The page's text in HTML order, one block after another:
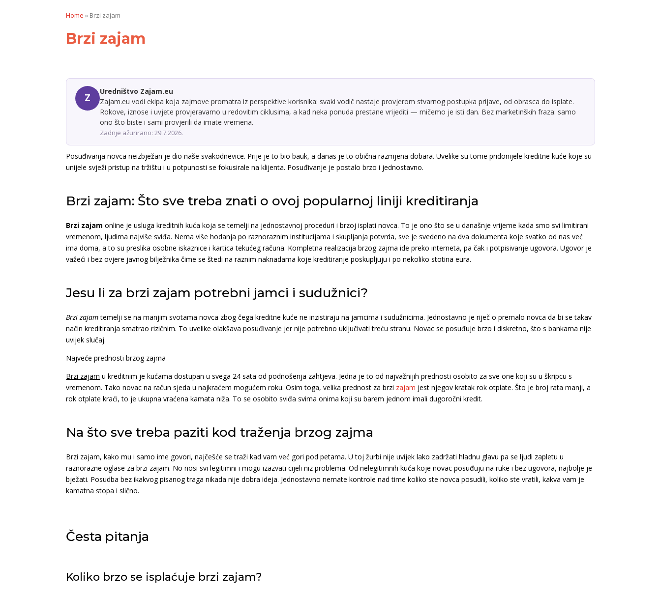
Home » Brzi zajam
Brzi zajam
Z
Uredništvo Zajam.eu
Zajam.eu vodi ekipa koja zajmove promatra iz perspektive korisnika: svaki vodič nastaje provjerom stvarnog postupka prijave, od obrasca do isplate.
Rokove, iznose i uvjete provjeravamo u redovitim ciklusima, a kad neka ponuda prestane vrijediti — mičemo je isti dan. Bez marketinških fraza: samo
ono što biste i sami provjerili da imate vremena.
Zadnje ažurirano: 29.7.2026.
Posuđivanja novca neizbježan je dio naše svakodnevice. Prije je to bio bauk, a danas je to obična razmjena dobara. Uvelike su tome pridonijele kreditne kuće koje su
unijele svježi pristup na tržištu i u potpunosti se fokusirale na klijenta. Posuđivanje je postalo brzo i jednostavno.
Brzi zajam: Što sve treba znati o ovoj popularnoj liniji kreditiranja
Brzi zajam online je usluga kreditnih kuća koja se temelji na jednostavnoj proceduri i brzoj isplati novca. To je ono što se u današnje vrijeme kada smo svi limitirani
vremenom, ljudima najviše sviđa. Nema više hodanja po raznoraznim institucijama i skupljanja potvrda, sve je svedeno na dva dokumenta koje svatko od nas već
ima doma, a to su preslika osobne iskaznice i kartica tekućeg računa. Kompletna realizacija brzog zajma ide preko interneta, pa čak i potpisivanje ugovora. Ugovor je
važeći i bez ovjere javnog bilježnika čime se štedi na raznim naknadama koje kreditiranje poskupljuju i po nekoliko stotina eura.
Jesu li za brzi zajam potrebni jamci i sudužnici?
Brzi zajamtemelji se na manjim svotama novca zbog čega kreditne kuće ne inzistiraju na jamcima i sudužnicima. Jednostavno je riječ o premalo novca da bi se takav
način kreditiranja smatrao rizičnim. To uvelike olakšava posuđivanje jer nije potrebno uključivati treću stranu. Novac se posuđuje brzo i diskretno, što s bankama nije
uvijek slučaj.
Najveće prednosti brzog zajma
Brzi zajam u kreditnim je kućama dostupan u svega 24 sata od podnošenja zahtjeva. Jedna je to od najvažnijih prednosti osobito za sve one koji su u škripcu s
vremenom. Tako novac na račun sjeda u najkraćem mogućem roku. Osim toga, velika prednost za brzi zajam jest njegov kratak rok otplate. Što je broj rata manji, a
rok otplate kraći, to je ukupna vraćena kamata niža. To se osobito sviđa svima onima koji su barem jednom imali dugoročni kredit.
Na što sve treba paziti kod traženja brzog zajma
Brzi zajam, kako mu i samo ime govori, najčešće se traži kad vam već gori pod petama. U toj žurbi nije uvijek lako zadržati hladnu glavu pa se ljudi zapletu u
raznorazne oglase za brzi zajam. No nosi svi legitimni i mogu izazvati cijeli niz problema. Od nelegitimnih kuća koje novac posuđuju na ruke i bez ugovora, najbolje je
bježati. Posudba bez ikakvog pisanog traga nikada nije dobra ideja. Jednostavno nemate kontrole nad time koliko ste novca posudili, koliko ste vratili, kakva vam je
kamatna stopa i slično.
Česta pitanja
Koliko brzo se isplaćuje brzi zajam?